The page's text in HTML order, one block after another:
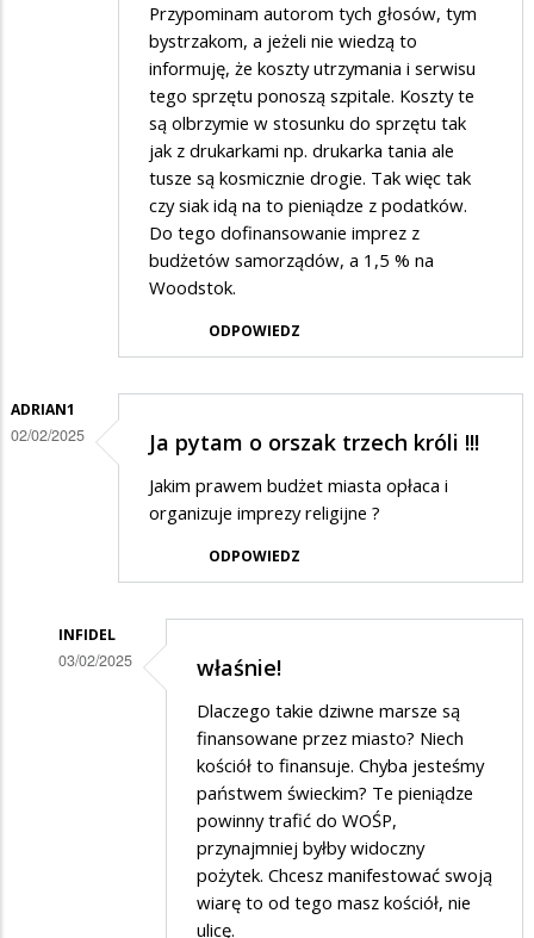
Przypominam autorom tych głosów, tym
bystrzakom, a jeżeli nie wiedzą to
informuję, że koszty utrzymania i serwisu
tego sprzętu ponoszą szpitale. Koszty te
są olbrzymie w stosunku do sprzętu tak
jak z drukarkami np. drukarka tania ale
tusze są kosmicznie drogie. Tak więc tak
czy siak idą na to pieniądze z podatków.
Do tego dofinansowanie imprez z
budżetów samorządów, a 1,5 % na
Woodstok.
ODPOWIEDZ
ADRIAN1
02/02/2025 Ja pytam o orszak trzech króli !!!
Jakim prawem budżet miasta opłaca i
organizuje imprezy religijne ?
ODPOWIEDZ
INFIDEL
03/02/2025 właśnie!
Dlaczego takie dziwne marsze są
finansowane przez miasto? Niech
kościół to finansuje. Chyba jesteśmy
państwem świeckim? Te pieniądze
powinny trafić do WOŚP,
przynajmniej byłby widoczny
pożytek. Chcesz manifestować swoją
wiarę to od tego masz kościół, nie
ulicę.